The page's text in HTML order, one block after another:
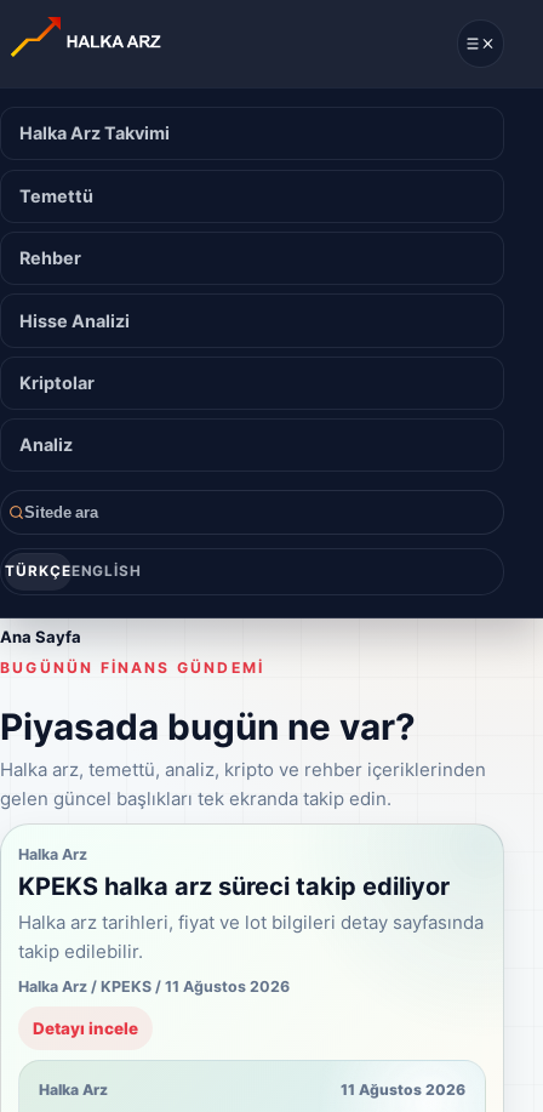
Halka Arz Takvimi
Temettü
Rehber
Hisse Analizi
Kriptolar
Analiz
Sitede ara
TÜRKÇEENGLISH
Ana Sayfa
BUGÜNÜN FINANS GÜNDEMI
Piyasada bugün ne var?
Halka arz, temettü, analiz, kripto ve rehber içeriklerinden
gelen güncel başlıkları tek ekranda takip edin.
Halka Arz
KPEKS halka arz süreci takip ediliyor
Halka arz tarihleri, fiyat ve lot bilgileri detay sayfasında
takip edilebilir.
Halka Arz / KPEKS / 11 Ağustos 2026
Detayı incele
Halka Arz 11 Ağustos 2026